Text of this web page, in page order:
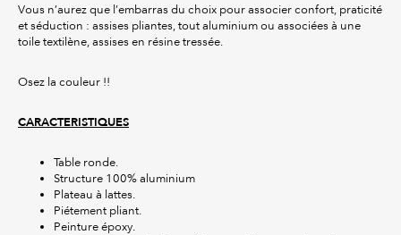
Vous n’aurez que l’embarras du choix pour associer confort, praticité
et séduction : assises pliantes, tout aluminium ou associées à une
toile textilène, assises en résine tressée.
Osez la couleur !!
CARACTERISTIQUES
Table ronde.
Structure 100% aluminium
Plateau à lattes.
Piétement pliant.
Peinture époxy.